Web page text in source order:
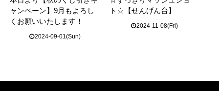
ャンペーン】9月もよろし
くお願いいたします！
2024-09-01(Sun)
ト☆【せんげん台】
2024-11-08(Fri)